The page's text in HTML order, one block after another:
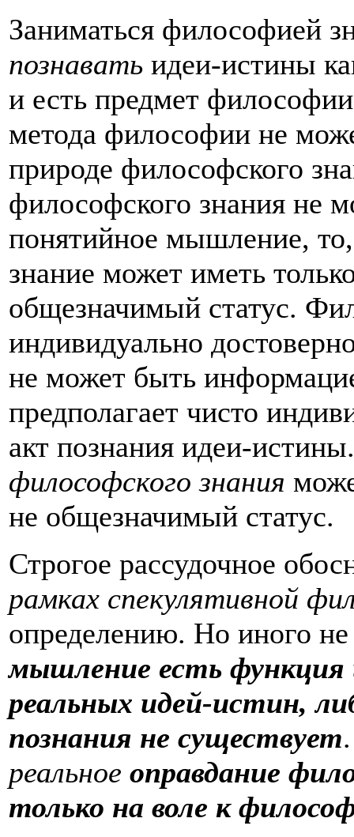
Заниматься философией
познавать идеи-истины
и есть предмет
метода философии не
природе философского
философского знания не
понятийное мышление,
знание может иметь
общезначимый статус.
индивидуально
не может быть
предполагает чисто
акт познания идеи-
философского знания
не общезначимый статус.
Строгое рассудочное
рамках спекулятивной
определению. Но иного
мышление есть
реальных идей-истин,
познания не существует
реальное оправдание
только на воле к